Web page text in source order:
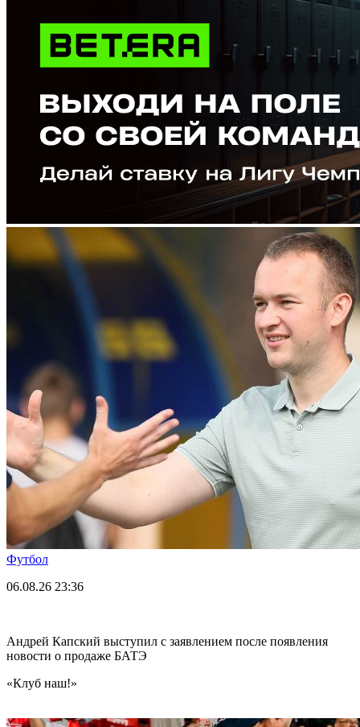
Футбол
06.08.26 23:36
Андрей Капский выступил с заявлением после появления
новости о продаже БАТЭ
«Клуб наш!»